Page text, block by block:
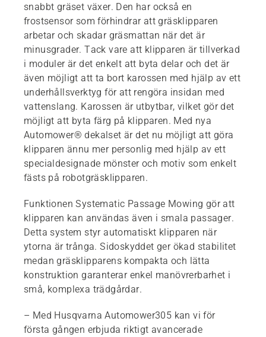
snabbt gräset växer. Den har också en
frostsensor som förhindrar att gräsklipparen
arbetar och skadar gräsmattan när det är
minusgrader. Tack vare att klipparen är tillverkad
i moduler är det enkelt att byta delar och det är
även möjligt att ta bort karossen med hjälp av ett
underhållsverktyg för att rengöra insidan med
vattenslang. Karossen är utbytbar, vilket gör det
möjligt att byta färg på klipparen. Med nya
Automower® dekalset är det nu möjligt att göra
klipparen ännu mer personlig med hjälp av ett
specialdesignade mönster och motiv som enkelt
fästs på robotgräsklipparen.
Funktionen Systematic Passage Mowing gör att
klipparen kan användas även i smala passager.
Detta system styr automatiskt klipparen när
ytorna är trånga. Sidoskyddet ger ökad stabilitet
medan gräsklipparens kompakta och lätta
konstruktion garanterar enkel manövrerbarhet i
små, komplexa trädgårdar.
– Med Husqvarna Automower305 kan vi för
första gången erbjuda riktigt avancerade